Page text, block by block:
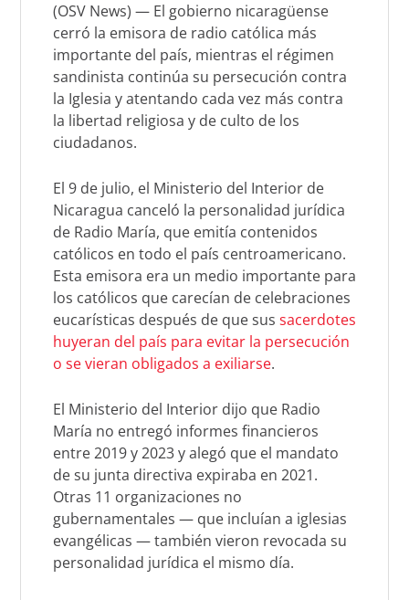
(OSV News) — El gobierno nicaragüense
cerró la emisora de radio católica más
importante del país, mientras el régimen
sandinista continúa su persecución contra
la Iglesia y atentando cada vez más contra
la libertad religiosa y de culto de los
ciudadanos.
El 9 de julio, el Ministerio del Interior de
Nicaragua canceló la personalidad jurídica
de Radio María, que emitía contenidos
católicos en todo el país centroamericano.
Esta emisora era un medio importante para
los católicos que carecían de celebraciones
eucarísticas después de que sus sacerdotes
huyeran del país para evitar la persecución
o se vieran obligados a exiliarse.
El Ministerio del Interior dijo que Radio
María no entregó informes financieros
entre 2019 y 2023 y alegó que el mandato
de su junta directiva expiraba en 2021.
Otras 11 organizaciones no
gubernamentales — que incluían a iglesias
evangélicas — también vieron revocada su
personalidad jurídica el mismo día.